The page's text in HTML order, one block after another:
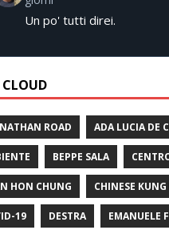
Un po' tutti direi.
ROAD ADA LUCIA DE
BEPPE SALA
HON CHUNG CHINESE KUNG
19 DESTRA EMANUELE